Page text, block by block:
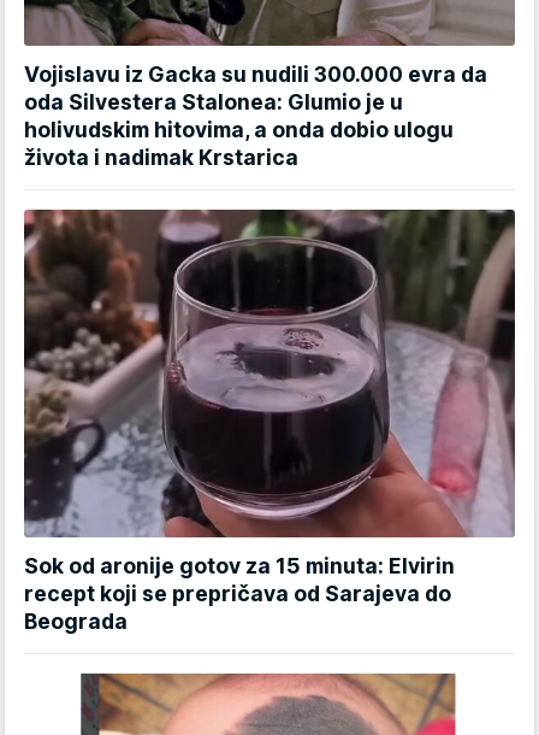
Vojislavu iz Gacka su nudili 300.000 evra da
oda Silvestera Stalonea: Glumio je u
holivudskim hitovima, a onda dobio ulogu
života i nadimak Krstarica
Sok od aronije gotov za 15 minuta: Elvirin
recept koji se prepričava od Sarajeva do
Beograda